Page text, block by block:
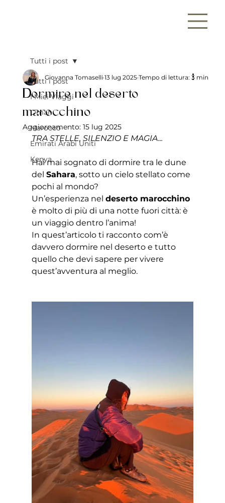
Tutti i post
I Miei Viaggi
Oman
Marocco
Emirati Arabi Uniti
Kenya
Tutti i post
Dormire nel deserto
marocchino
Giovanna Tomaselli 13 lug 2025 Tempo di lettura: 3 min
Aggiornamento: 15 lug 2025
TRA STELLE, SILENZIO E MAGIA...
Hai mai sognato di dormire tra le dune
del Sahara, sotto un cielo stellato come
pochi al mondo?
Un’esperienza nel deserto marocchino
è molto di più di una notte fuori città: è
un viaggio dentro l’anima!
In quest’articolo ti racconto com’è
davvero dormire nel deserto e tutto
quello che devi sapere per vivere
quest’avventura al meglio.